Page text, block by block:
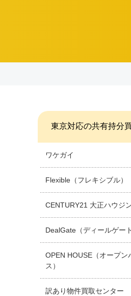
東京対応の共有持分
ワケガイ
Flexible（フレキシブル）
CENTURY21 大正ハウジ
DealGate（ディールゲート
OPEN HOUSE（オープン
ス）
訳あり物件買取センター